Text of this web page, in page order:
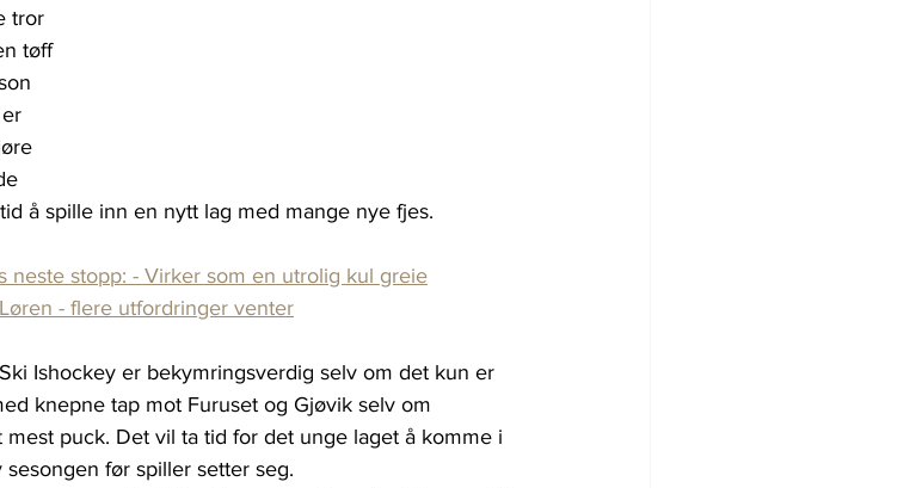
tror
tøff
å spille inn en nytt lag med mange nye fjes.
neste stopp: - Virker som en utrolig kul greie
- flere utfordringer venter
Ishockey er bekymringsverdig selv om det kun er
knepne tap mot Furuset og Gjøvik selv om
puck. Det vil ta tid for det unge laget å komme i
før spiller setter seg.